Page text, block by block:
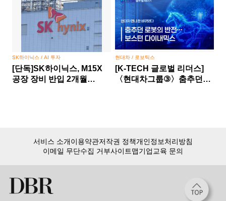
SK하이닉스 / AI 투자
[단독]SK하이닉스, M15X
공장 장비 반입 2개월
현대차 / 로보틱스
[K-TECH 글로벌 리더스]
〈현대차그룹③〉춤추던
서비스 소개이용약관저작권 정책개인정보처리방침
이메일 무단수집 거부사이트맵기업교육 문의